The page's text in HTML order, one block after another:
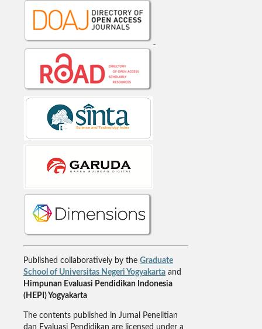
Published collaboratively by the Graduate
School of Universitas Negeri Yogyakartaand
Himpunan Evaluasi Pendidikan Indonesia
(HEPI) Yogyakarta
The contents published in Jurnal Penelitian
dan Evaluasi Pendidikan are licensed under a